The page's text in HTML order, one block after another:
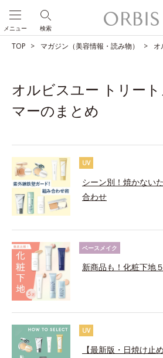
検索
メニュー
TOP マガジン（美容情報・読み物） オ
オルビスユー トリー
マーのまとめ
UV
シーン別！焼かない
合わせ
ベースメイク
新商品も！化粧下地
UV
【最新版・日焼け止